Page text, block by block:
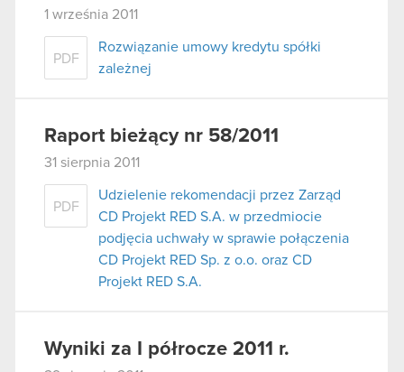
1 września 2011
PDF
Rozwiązanie umowy kredytu spółki
zależnej
Raport bieżący nr 58/2011
31 sierpnia 2011
PDF
Udzielenie rekomendacji przez Zarząd
CD Projekt RED S.A. w przedmiocie
podjęcia uchwały w sprawie połączenia
CD Projekt RED Sp. z o.o. oraz CD
Projekt RED S.A.
Wyniki za I półrocze 2011 r.